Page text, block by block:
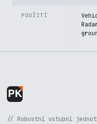
POUŽITÍ
// Robustní vstupní